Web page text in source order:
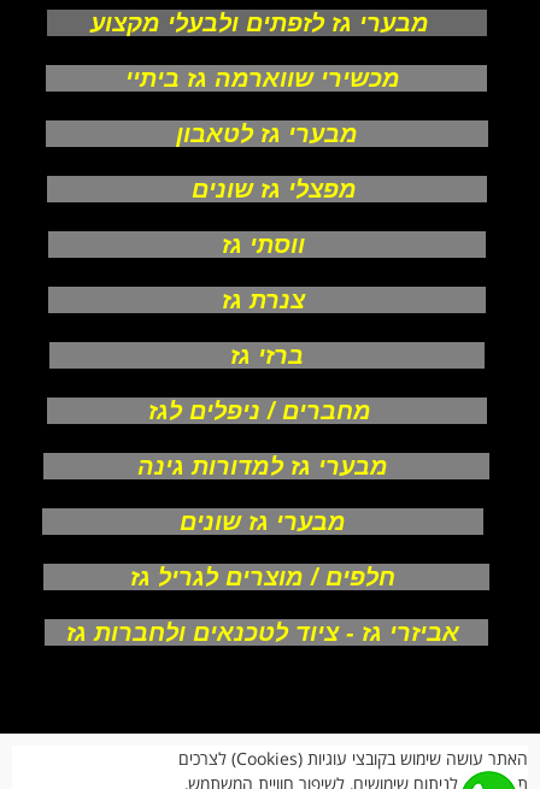
מבערי גז לזפתים ולבעלי מקצוע
מכשירי שווארמה גז ביתיי
מבערי גז לטאבון
מפצלי גז שונים
ווסתי גז
צנרת גז
ברזי גז
מחברים / ניפלים לגז
מבערי גז למדורות גינה
מבערי גז שונים
חלפים / מוצרים לגריל גז
אביזרי גז - ציוד לטכנאים ולחברות גז
צור קשר האתר עושה שימוש בקובצי עוגיות (Cookies) לצרכים
תפעוליים, לניתוח שימושים, לשיפור חוויית המשתמש,